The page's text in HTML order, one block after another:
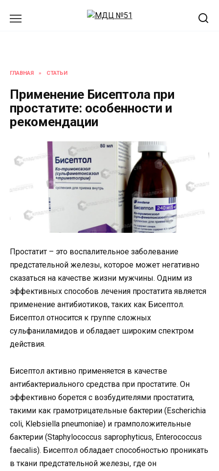
ГЛАВНАЯ » СТАТЬИ
Применение Бисептола при
простатите: особенности и
рекомендации
Простатит – это воспалительное заболевание
предстательной железы, которое может негативно
сказаться на качестве жизни мужчины. Одним из
эффективных способов лечения простатита является
применение антибиотиков, таких как Бисептол.
Бисептол относится к группе сложных
сульфаниламидов и обладает широким спектром
действия.
Бисептол активно применяется в качестве
антибактериального средства при простатите. Он
эффективно борется с возбудителями простатита,
такими как грамотрицательные бактерии (Escherichia
coli, Klebsiella pneumoniae) и грамположительные
бактерии (Staphylococcus saprophyticus, Enterococcus
faecalis). Бисептол обладает способностью проникать
в ткани предстательной железы, где он